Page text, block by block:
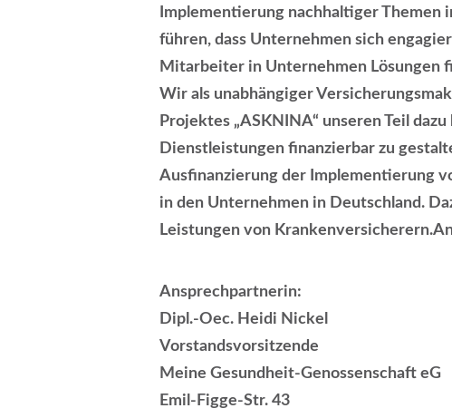
Implementierung nachhaltiger Themen
führen, dass Unternehmen sich
Mitarbeiter in Unternehmen Lösungen
Wir als unabhängiger
Projektes „ASKNINA“ unseren Teil
Dienstleistungen finanzierbar zu
Ausfinanzierung der Implementierung
in den Unternehmen in Deutschland.
Leistungen von
Ansprechpartnerin:
Dipl.-Oec. Heidi Nickel
Vorstandsvorsitzende
Meine Gesundheit-Genossenschaft eG
Emil-Figge-Str. 43